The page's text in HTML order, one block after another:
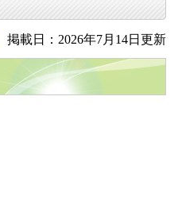
掲載日：2026年7月14日更新